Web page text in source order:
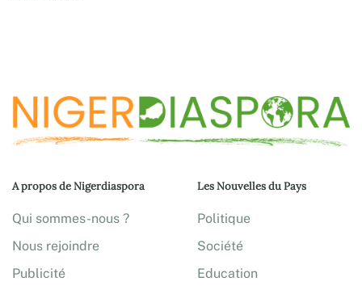
A propos de Nigerdiaspora
Qui sommes-nous ?
Nous rejoindre
Publicité
Les Nouvelles du Pays
Politique
Société
Education